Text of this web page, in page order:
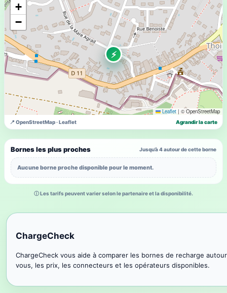
⚡
+
−
Leaflet | © OpenStreetMap
📍 OpenStreetMap · Leaflet Agrandir la carte
Bornes les plus proches Jusqu’à 4 autour de cette borne
Aucune borne proche disponible pour le moment.
ⓘ Les tarifs peuvent varier selon le partenaire et la disponibilité.
ChargeCheck
ChargeCheck vous aide à comparer les bornes de recharge
vous, les prix, les connecteurs et les opérateurs disponibles.